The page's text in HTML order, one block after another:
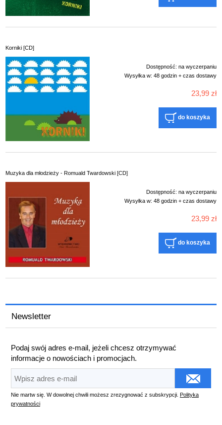
Korniki [CD]
Dostępność: na wyczerpaniu
Wysyłka w: 48 godzin + czas dostawy
23,99 zł
do koszyka
Muzyka dla młodzieży - Romuald Twardowski [CD]
Dostępność: na wyczerpaniu
Wysyłka w: 48 godzin + czas dostawy
23,99 zł
do koszyka
Newsletter
Podaj swój adres e-mail, jeżeli chcesz otrzymywać
informacje o nowościach i promocjach.
Nie martw się. W dowolnej chwili możesz zrezygnować z subskrypcji.
Polityka
prywatności